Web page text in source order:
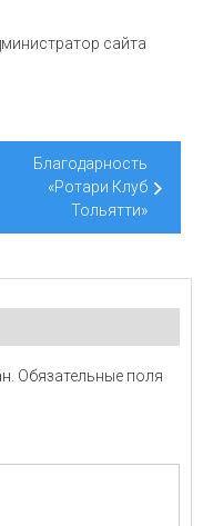
сайта
Благодарность
«Ротари Клуб
Тольятти»
Обязательные поля